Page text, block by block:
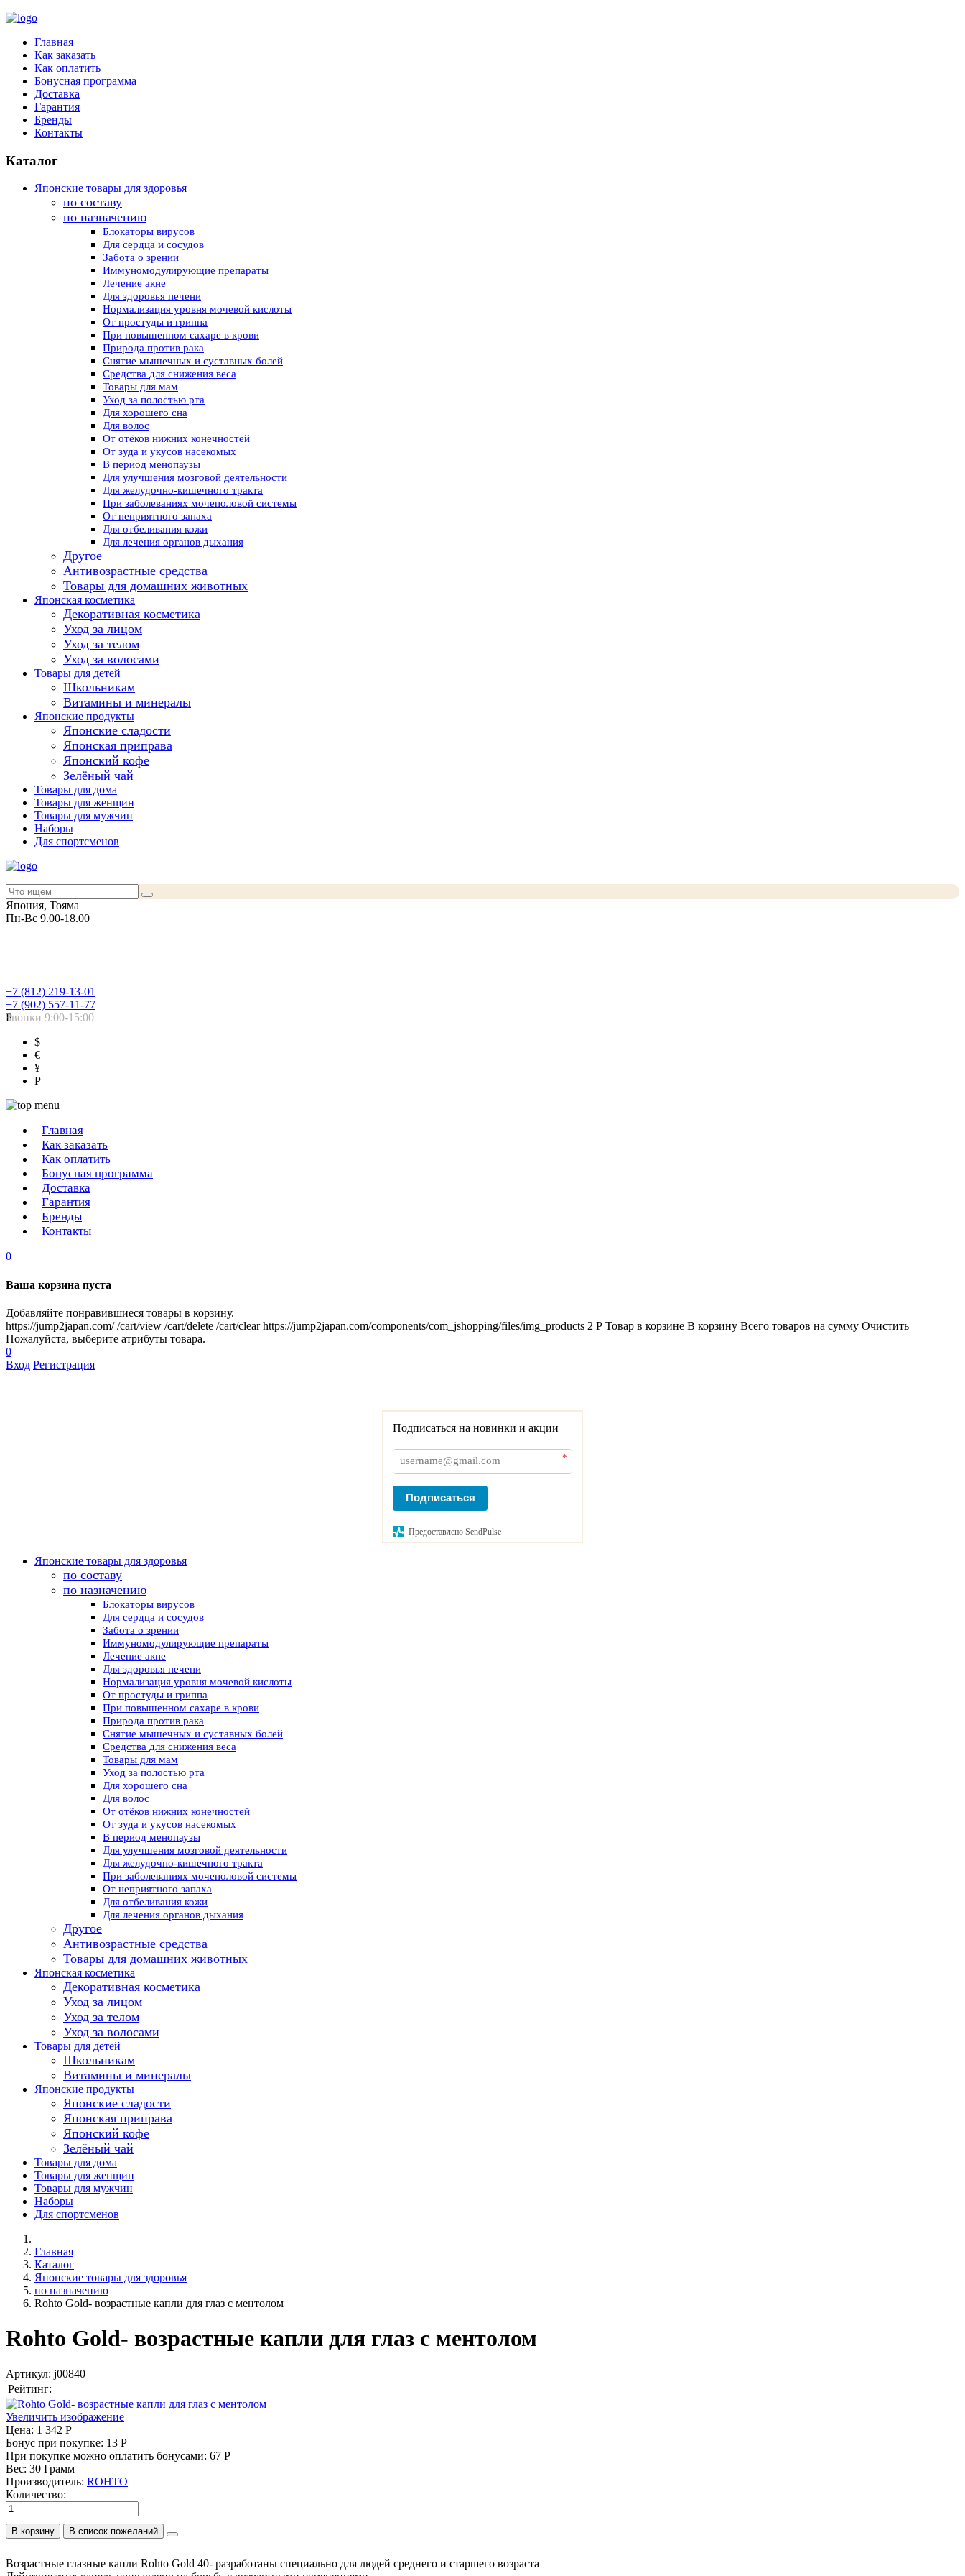
Главная
Как заказать
Как оплатить
Бонусная программа
Доставка
Гарантия
Бренды
Контакты
Каталог
Японские товары для здоровья
по составу
по назначению
Блокаторы вирусов
Для сердца и сосудов
Забота о зрении
Иммуномодулирующие препараты
Лечение акне
Для здоровья печени
Нормализация уровня мочевой кислоты
От простуды и гриппа
При повышенном сахаре в крови
Природа против рака
Снятие мышечных и суставных болей
Средства для снижения веса
Товары для мам
Уход за полостью рта
Для хорошего сна
Для волос
От отёков нижних конечностей
От зуда и укусов насекомых
В период менопаузы
Для улучшения мозговой деятельности
Для желудочно-кишечного тракта
При заболеваниях мочеполовой системы
От неприятного запаха
Для отбеливания кожи
Для лечения органов дыхания
Другое
Антивозрастные средства
Товары для домашних животных
Японская косметика
Декоративная косметика
Уход за лицом
Уход за телом
Уход за волосами
Товары для детей
Школьникам
Витамины и минералы
Японские продукты
Японские сладости
Японская приправа
Японский кофе
Зелёный чай
Товары для дома
Товары для женщин
Товары для мужчин
Наборы
Для спортсменов
Япония, Тояма
Пн-Вс 9.00-18.00
+7 (812) 219-13-01
+7 (902) 557-11-77
Звонки 9:00-15:00
Р
$
€
¥
Р
Главная
Как заказать
Как оплатить
Бонусная программа
Доставка
Гарантия
Бренды
Контакты
0
Ваша корзина пуста
Добавляйте понравившиеся товары в корзину.
https://jump2japan.com/ /cart/view /cart/delete /cart/clear https://jump2japan.com/components/com_jshopping/files/img_products 2 Р Товар в корзине В корзину Всего товаров на сумму Очистить
Пожалуйста, выберите атрибуты товара.
0
Вход Регистрация
Подписаться на новинки и акции
*
Подписаться
Предоставлено SendPulse
Японские товары для здоровья
по составу
по назначению
Блокаторы вирусов
Для сердца и сосудов
Забота о зрении
Иммуномодулирующие препараты
Лечение акне
Для здоровья печени
Нормализация уровня мочевой кислоты
От простуды и гриппа
При повышенном сахаре в крови
Природа против рака
Снятие мышечных и суставных болей
Средства для снижения веса
Товары для мам
Уход за полостью рта
Для хорошего сна
Для волос
От отёков нижних конечностей
От зуда и укусов насекомых
В период менопаузы
Для улучшения мозговой деятельности
Для желудочно-кишечного тракта
При заболеваниях мочеполовой системы
От неприятного запаха
Для отбеливания кожи
Для лечения органов дыхания
Другое
Антивозрастные средства
Товары для домашних животных
Японская косметика
Декоративная косметика
Уход за лицом
Уход за телом
Уход за волосами
Товары для детей
Школьникам
Витамины и минералы
Японские продукты
Японские сладости
Японская приправа
Японский кофе
Зелёный чай
Товары для дома
Товары для женщин
Товары для мужчин
Наборы
Для спортсменов
Главная
Каталог
Японские товары для здоровья
по назначению
Rohto Gold- возрастные капли для глаз с ментолом
Rohto Gold- возрастные капли для глаз с ментолом
Артикул: j00840
Рейтинг:
Увеличить изображение
Цена: 1 342 Р
Бонус при покупке: 13 Р
При покупке можно оплатить бонусами: 67 Р
Вес: 30 Грамм
Производитель: ROHTO
Количество:
В корзину
Возрастные глазные капли Rohto Gold 40- разработаны специально для людей среднего и старшего возраста